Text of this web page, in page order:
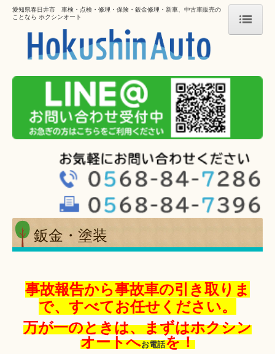
ホーム
会社案内
車検・点検・修理
損害保険
鈑金・塗装
新車販売
未使用車・中古車販売
ガラスコーティング
愛知県春日井市 車検・点検・修理・保険・鈑金修理・新車、中古車販売の
ことなら ホクシンオート
鈑金・塗装
事故報告から事故車の引き取りま
で、すべてお任せください。
万が一のときは、まずはホクシン
オートへお電話を！